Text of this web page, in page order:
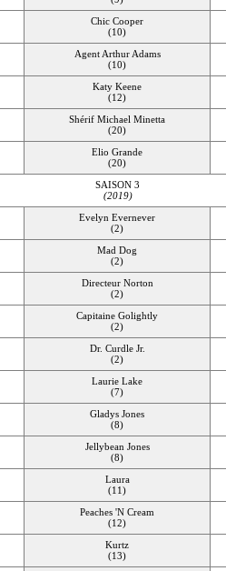
Chic Cooper
(10)
Agent Arthur Adams
(10)
Katy Keene
(12)
Shérif Michael Minetta
(20)
Elio Grande
(20)
SAISON 3
(2019)
Evelyn Evernever
(2)
Mad Dog
(2)
Directeur Norton
(2)
Capitaine Golightly
(2)
Dr. Curdle Jr.
(2)
Laurie Lake
(7)
Gladys Jones
(8)
Jellybean Jones
(8)
Laura
(11)
Peaches 'N Cream
(12)
Kurtz
(13)